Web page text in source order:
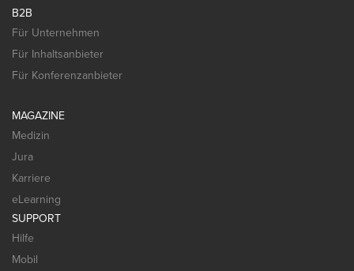
B2B
Für Unternehmen
Für Inhaltsanbieter
Für Konferenzanbieter
MAGAZINE
Medizin
Jura
Karriere
eLearning
SUPPORT
Hilfe
Mobil